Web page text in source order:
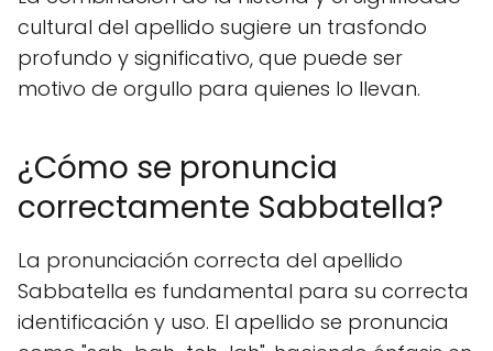
cultural del apellido sugiere un trasfondo
profundo y significativo, que puede ser
motivo de orgullo para quienes lo llevan.
¿Cómo se pronuncia
correctamente Sabbatella?
La pronunciación correcta del apellido
Sabbatella es fundamental para su correcta
identificación y uso. El apellido se pronuncia